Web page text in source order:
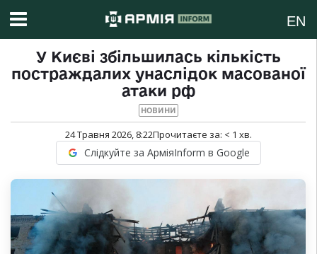
EN
У Києві збільшилась кількість
постраждалих унаслідок масованої
атаки рф
НОВИНИ
24 Травня 2026, 8:22Прочитаєте за: < 1 хв.
Слідкуйте за АрміяInform в Google